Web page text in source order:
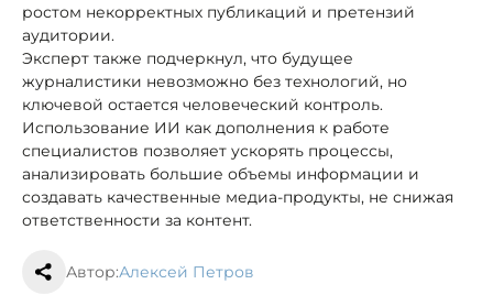
ростом некорректных публикаций и претензий
аудитории.
Эксперт также подчеркнул, что будущее
журналистики невозможно без технологий, но
ключевой остается человеческий контроль.
Использование ИИ как дополнения к работе
специалистов позволяет ускорять процессы,
анализировать большие объемы информации и
создавать качественные медиа-продукты, не снижая
ответственности за контент.
Автор:Алексей Петров